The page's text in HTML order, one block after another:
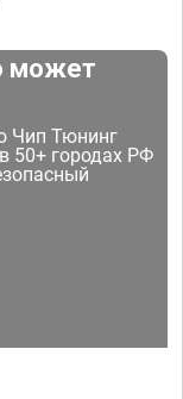
может
Чип Тюнинг
50+ городах РФ